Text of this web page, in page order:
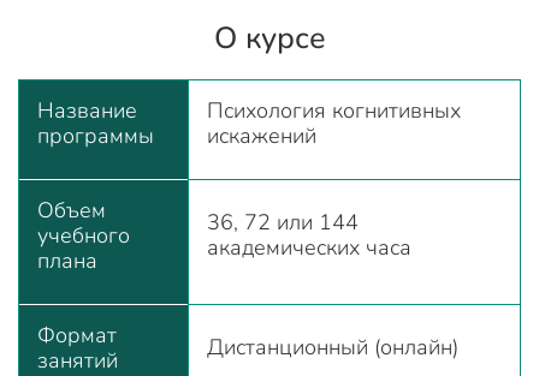
О курсе
Название
программы
Психология когнитивных
искажений
Объем
учебного
плана
36, 72 или 144
академических часа
Формат
занятий
Дистанционный (онлайн)